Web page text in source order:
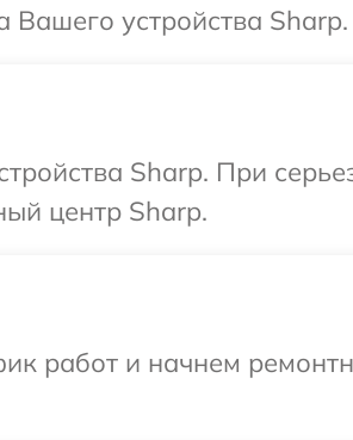
Вашего устройства Sharp.
Sharp. При
центр Sharp.
работ и начнем